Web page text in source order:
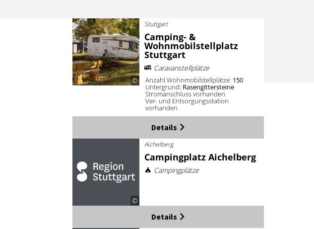
©
Stuttgart
Camping- &
Wohnmobilstellplatz
Stuttgart
Caravanstellplätze
Anzahl Wohnmobilstellplätze: 150
Untergrund: Rasengittersteine
Stromanschluss vorhanden
Ver- und Entsorgungsstation
vorhanden
Details
©
Aichelberg
Campingplatz Aichelberg
Campingplätze
Details